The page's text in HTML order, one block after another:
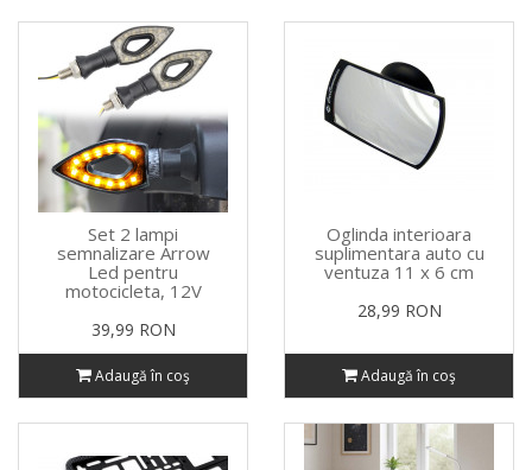
Set 2 lampi
semnalizare Arrow
Led pentru
motocicleta, 12V
39,99 RON
Adaugă în coş
Oglinda interioara
suplimentara auto cu
ventuza 11 x 6 cm
28,99 RON
Adaugă în coş